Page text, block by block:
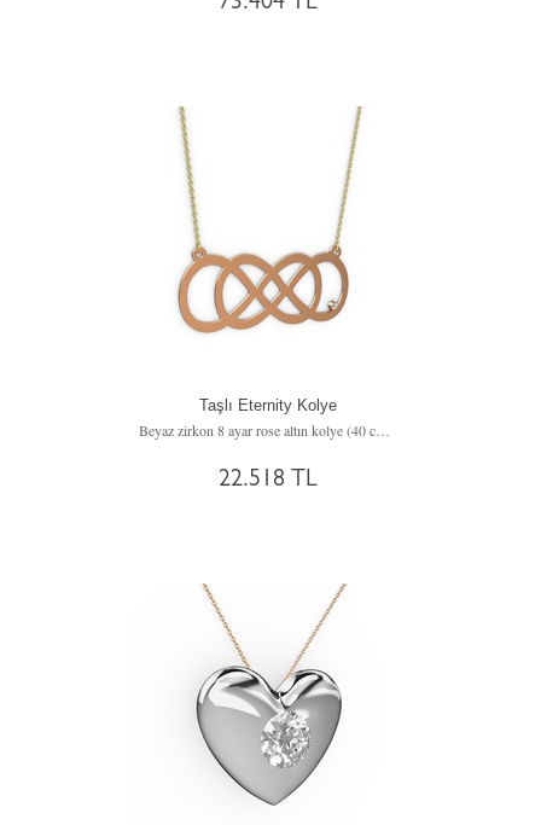
Taşlı Eternity Kolye
Beyaz zirkon 8 ayar rose altın kolye (40 cm altın rolo zincir)
22.518 TL